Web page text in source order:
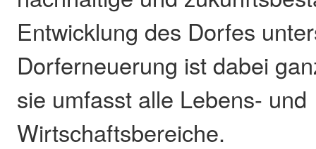
Entwicklung des Dorfes
Dorferneuerung ist dabei
sie umfasst alle Lebens- und
Wirtschaftsbereiche.